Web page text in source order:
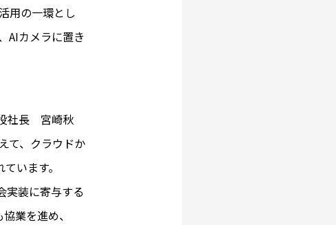
用の一環とし
AIカメラに置き
社長 宮崎秋
て、クラウドか
います。
実装に寄与する
業を進め、